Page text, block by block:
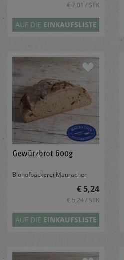
€ 7,01 / STK
AUF DIE EINKAUFSLISTE
Gewürzbrot 600g
Biohofbäckerei Mauracher
€ 5,24
€ 5,24 / STK
AUF DIE EINKAUFSLISTE